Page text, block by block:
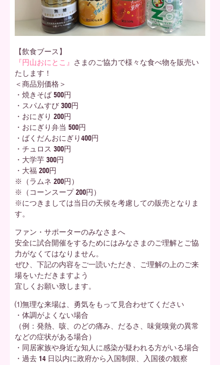
【飲食ブース】
『円山おにとこ』
さまのご協力で様々な食べ物を販売い
たします！
＜商品別価格＞
・焼きそば 500円
・スパムすび 300円
・おにぎり 200円
・おにぎり弁当 500円
・ばくだんおにぎり400円
・チュロス 300円
・大学芋 300円
・大福 200円
※（ラムネ 200円）
※（コーンスープ 200円）
※につきましては当日の天候を考慮しての販売となりま
す。
ファン・サポーターのみなさまへ
安全に試合開催をするためにはみなさまのご理解とご協
力がなくてはなりません。
ぜひ、下記の内容をご一読いただき、ご理解の上のご来
場をいただきますよう
宜しくお願い致します。
⑴無理な来場は、勇気をもって見合わせてください
・体調がよくない場合
（例：発熱、咳、のどの痛み、だるさ、味覚嗅覚の異常
などの症状がある場合）
・同居家族や身近な知人に感染が疑われる方がいる場合
・過去 14 日以内に政府から入国制限、入国後の観察